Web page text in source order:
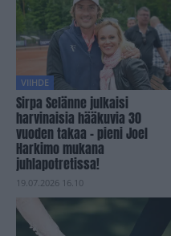
VIIHDE
Sirpa Selänne julkaisi
harvinaisia hääkuvia 30
vuoden takaa – pieni Joel
Harkimo mukana
juhlapotretissa!
19.07.2026 16.10